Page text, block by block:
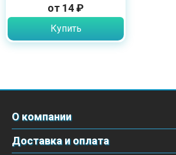
от 14 ₽
Купить
О компании
Доставка и оплата